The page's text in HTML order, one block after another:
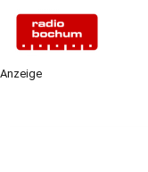
Anzeige